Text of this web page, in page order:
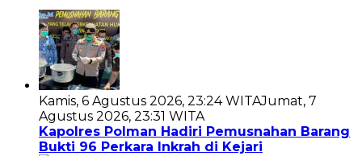
Kamis, 6 Agustus 2026, 23:24 WITAJumat, 7
Agustus 2026, 23:31 WITA
Kapolres Polman Hadiri Pemusnahan Barang
Bukti 96 Perkara Inkrah di Kejari